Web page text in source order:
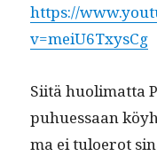
https://
v=meiU6TxysCg
Siitä huoli­mat­ta
puhues­saan
ma ei tulo­erot